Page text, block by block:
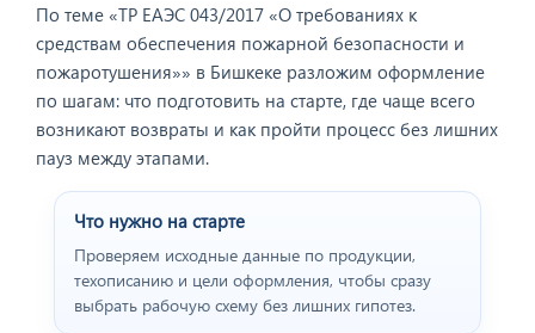
Отзыв от представителя
пивного ресторана
"BEERHOUSE".
По теме «ТР ЕАЭС 043/2017 «О требованиях к
средствам обеспечения пожарной безопасности и
пожаротушения»» в Бишкеке разложим оформление
по шагам: что подготовить на старте, где чаще всего
возникают возвраты и как пройти процесс без лишних
пауз между этапами.
Что нужно на старте
Проверяем исходные данные по продукции,
техописанию и цели оформления, чтобы сразу
выбрать рабочую схему без лишних гипотез.